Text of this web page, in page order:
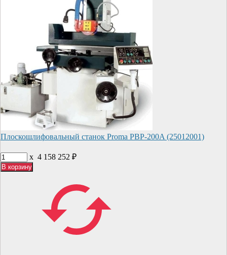
Плоскошлифовальный станок Proma PBP-200A (25012001)
x 4 158 252 ₽